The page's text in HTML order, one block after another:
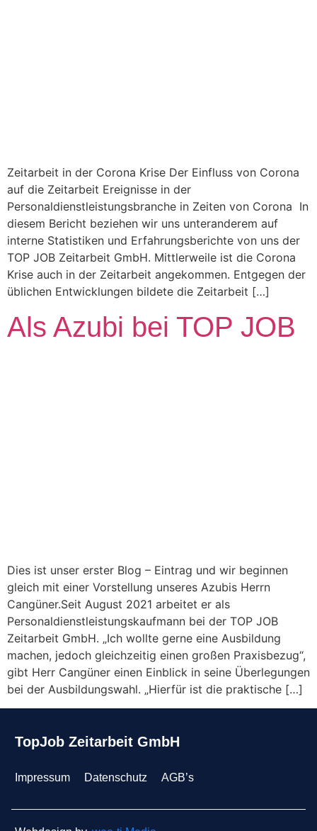
Zeitarbeit in der Corona Krise Der Einfluss von Corona
auf die Zeitarbeit Ereignisse in der
Personaldienstleistungsbranche in Zeiten von Corona In
diesem Bericht beziehen wir uns unteranderem auf
interne Statistiken und Erfahrungsberichte von uns der
TOP JOB Zeitarbeit GmbH. Mittlerweile ist die Corona
Krise auch in der Zeitarbeit angekommen. Entgegen der
üblichen Entwicklungen bildete die Zeitarbeit […]
Als Azubi bei TOP JOB
Dies ist unser erster Blog – Eintrag und wir beginnen
gleich mit einer Vorstellung unseres Azubis Herrn
Cangüner.Seit August 2021 arbeitet er als
Personaldienstleistungskaufmann bei der TOP JOB
Zeitarbeit GmbH. „Ich wollte gerne eine Ausbildung
machen, jedoch gleichzeitig einen großen Praxisbezug“,
gibt Herr Cangüner einen Einblick in seine Überlegungen
bei der Ausbildungswahl. „Hierfür ist die praktische […]
TopJob Zeitarbeit GmbH
Impressum Datenschutz AGB’s